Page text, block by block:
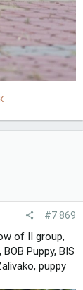
#7 869
of II group,
Puppy, BIS
puppy